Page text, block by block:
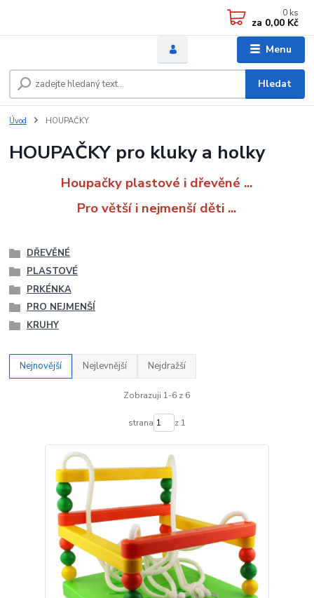
Menu
Hledat
0 ks
za 0,00 Kč
Úvod HOUPAČKY
HOUPAČKY pro kluky a holky
Houpačky plastové i dřevěné ...
Pro větší i nejmenší děti ...
DŘEVĚNÉ
PLASTOVÉ
PRKÉNKA
PRO NEJMENŠÍ
KRUHY
Nejnovější Nejlevnější Nejdražší
Zobrazuji 1-6 z 6
strana z 1